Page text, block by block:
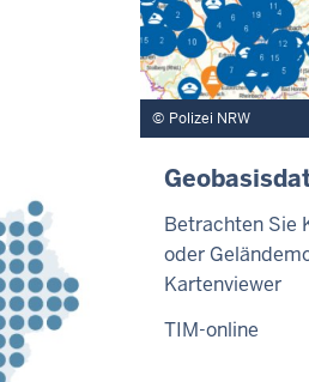
Polizei NRW
Betrachten Sie
oder
Kartenviewer
TIM-online